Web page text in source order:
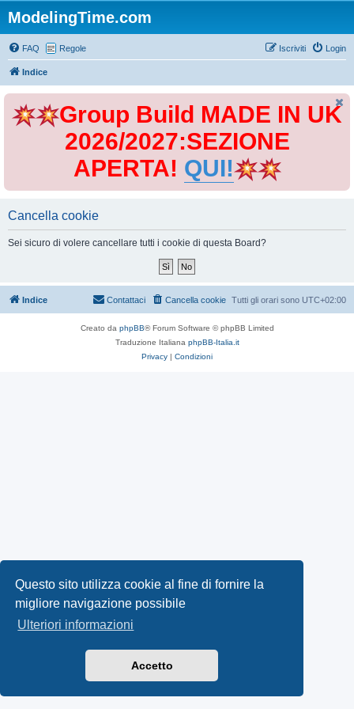
Questo sito utilizza cookie al fine di fornire la
migliore navigazione possibile
Ulteriori informazioni
Accetto
ModelingTime.com
FAQ Regole Login
Iscriviti
Indice
Group Build MADE IN UK
2026/2027:SEZIONE
APERTA! QUI!
Cancella cookie
Sei sicuro di volere cancellare tutti i cookie di questa Board?
Indice Tutti gli orari sono UTC+02:00
Cancella cookie
Contattaci
Creato da phpBB® Forum Software © phpBB Limited
Traduzione Italiana phpBB-Italia.it
Privacy | Condizioni